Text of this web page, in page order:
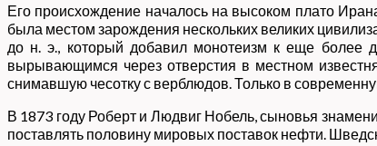
Его происхождение началось на высоком плато
была местом зарождения нескольких великих
до н. э., который добавил монотеизм к еще более
вырывающимся через отверстия в местном
снимавшую чесотку с верблюдов. Только в
В 1873 году Роберт и Людвиг Нобель, сыновья
поставлять половину мировых поставок нефти.